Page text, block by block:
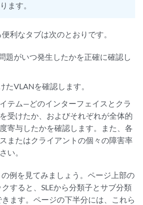
ます。
利なタブは次のとおりです。
題がいつ発生したかを正確に確認し
たVLANを確認します。
テム—どのインターフェイスとクラ
受けたか、およびそれぞれが全体的
寄与したかを確認します。また、各
またはクライアントの個々の障害率
い。
の例を見てみましょう。ページ上部の
すると、SLEから分類子とサブ分類
ます。ページの下半分には、これら